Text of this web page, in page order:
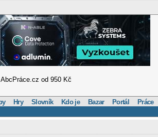
od 950 Kč
Hry Slovník Kdo je Bazar Portál Práce